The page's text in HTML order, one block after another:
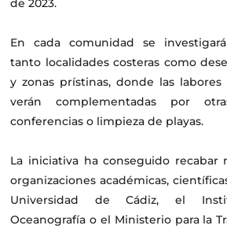
de 2023.
En cada comunidad se
tanto localidades costeras como
y zonas prístinas, donde las
verán complementadas por
conferencias o limpieza de playas.
La iniciativa ha conseguido recabar
organizaciones académicas,
Universidad de Cádiz, el
Oceanografía o el Ministerio para la